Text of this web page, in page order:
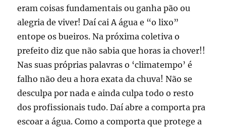
eram coisas fundamentais ou ganha pão ou
alegria de viver! Daí cai A água e “o lixo”
entope os bueiros. Na próxima coletiva o
prefeito diz que não sabia que horas ia chover!!
Nas suas próprias palavras o ‘climatempo’ é
falho não deu a hora exata da chuva! Não se
desculpa por nada e ainda culpa todo o resto
dos profissionais tudo. Daí abre a comporta pra
escoar a água. Como a comporta que protege a